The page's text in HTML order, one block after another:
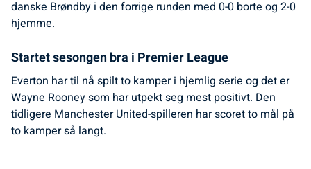
danske Brøndby i den forrige runden med 0-0 borte og 2-0
hjemme.
Startet sesongen bra i Premier League
Everton har til nå spilt to kamper i hjemlig serie og det er
Wayne Rooney som har utpekt seg mest positivt. Den
tidligere Manchester United-spilleren har scoret to mål på
to kamper så langt.